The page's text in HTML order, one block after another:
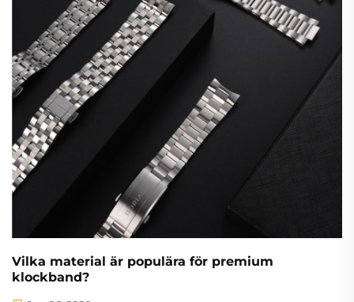
Vilka material är populära för premium
klockband?